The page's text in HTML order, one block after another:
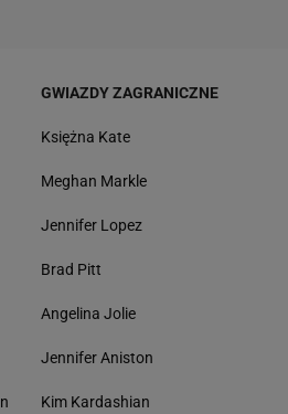
GWIAZDY ZAGRANICZNE
Księżna Kate
Meghan Markle
Jennifer Lopez
Brad Pitt
Angelina Jolie
Jennifer Aniston
Kim Kardashian